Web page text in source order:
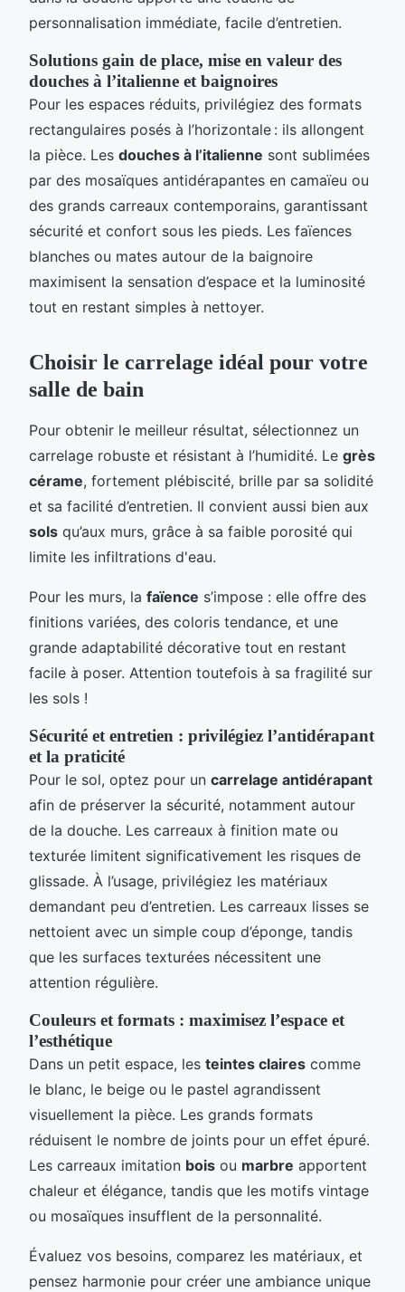
personnalisation immédiate, facile d’entretien.
Solutions gain de place, mise en valeur des
douches à l’italienne et baignoires
Pour les espaces réduits, privilégiez des formats
rectangulaires posés à l’horizontale : ils allongent
la pièce. Les douches à l’italienne sont sublimées
par des mosaïques antidérapantes en camaïeu ou
des grands carreaux contemporains, garantissant
sécurité et confort sous les pieds. Les faïences
blanches ou mates autour de la baignoire
maximisent la sensation d’espace et la luminosité
tout en restant simples à nettoyer.
Choisir le carrelage idéal pour votre
salle de bain
Pour obtenir le meilleur résultat, sélectionnez un
carrelage robuste et résistant à l’humidité. Le grès
cérame, fortement plébiscité, brille par sa solidité
et sa facilité d’entretien. Il convient aussi bien aux
sols qu’aux murs, grâce à sa faible porosité qui
limite les infiltrations d'eau.
Pour les murs, la faïence s’impose : elle offre des
finitions variées, des coloris tendance, et une
grande adaptabilité décorative tout en restant
facile à poser. Attention toutefois à sa fragilité sur
les sols !
Sécurité et entretien : privilégiez l’antidérapant
et la praticité
Pour le sol, optez pour un carrelage antidérapant
afin de préserver la sécurité, notamment autour
de la douche. Les carreaux à finition mate ou
texturée limitent significativement les risques de
glissade. À l’usage, privilégiez les matériaux
demandant peu d’entretien. Les carreaux lisses se
nettoient avec un simple coup d’éponge, tandis
que les surfaces texturées nécessitent une
attention régulière.
Couleurs et formats : maximisez l’espace et
l’esthétique
Dans un petit espace, les teintes claires comme
le blanc, le beige ou le pastel agrandissent
visuellement la pièce. Les grands formats
réduisent le nombre de joints pour un effet épuré.
Les carreaux imitation bois ou marbre apportent
chaleur et élégance, tandis que les motifs vintage
ou mosaïques insufflent de la personnalité.
Évaluez vos besoins, comparez les matériaux, et
pensez harmonie pour créer une ambiance unique